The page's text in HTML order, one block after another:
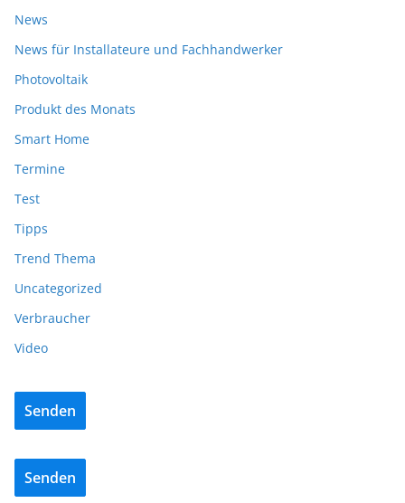
News
News für Installateure und Fachhandwerker
Photovoltaik
Produkt des Monats
Smart Home
Termine
Test
Tipps
Trend Thema
Uncategorized
Verbraucher
Video
Senden
Senden